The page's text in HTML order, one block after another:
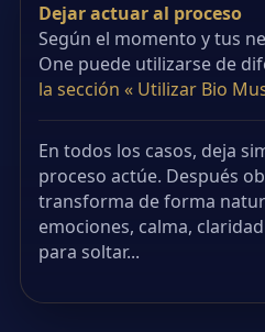
Dejar actuar al proceso
Según el momento y tus
One puede utilizarse de
la sección « Utilizar Bio
En todos los casos, deja
proceso actúe. Después
transforma de forma
emociones, calma,
para soltar...